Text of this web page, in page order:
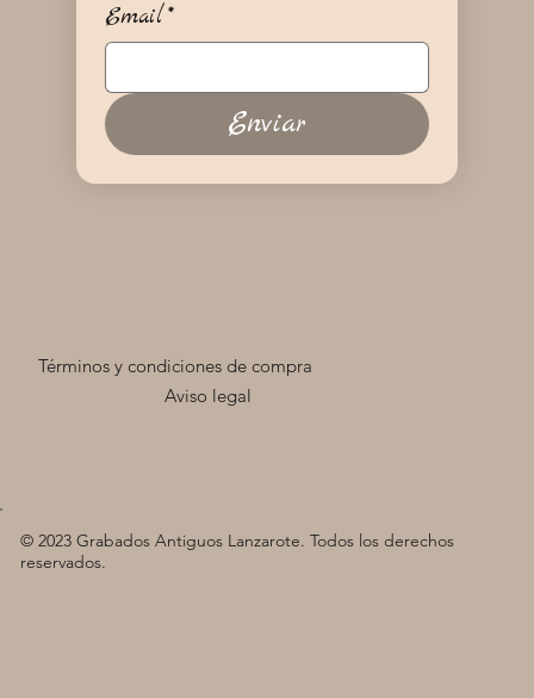
Aviso legal
Términos y condiciones de compra
© 2023 Grabados Antiguos Lanzarote. Todos los derechos
reservados.
Email*
Enviar